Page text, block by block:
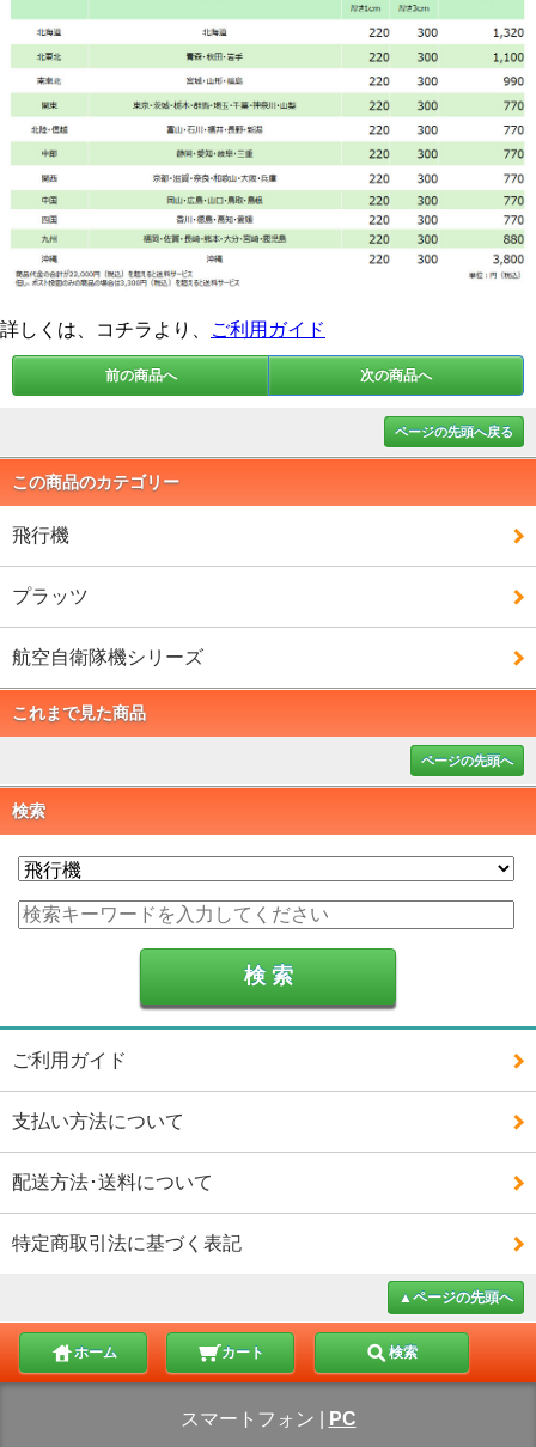
詳しくは、コチラより、 ご利用ガイド
前の商品へ 次の商品へ
ページの先頭へ戻る
この商品のカテゴリー
飛行機
プラッツ
航空自衛隊機シリーズ
これまで見た商品
ページの先頭へ
検索
ご利用ガイド
支払い方法について
配送方法･送料について
特定商取引法に基づく表記
▲ページの先頭へ
ホーム カート 検索
スマートフォン PC